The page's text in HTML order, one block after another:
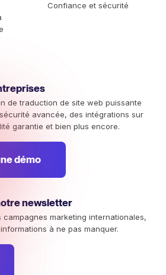
Confiance et sécurité
de traduction de site web puissante
avancée, des intégrations sur
garantie et bien plus encore.
démo
newsletter
campagnes marketing internationales,
à ne pas manquer.